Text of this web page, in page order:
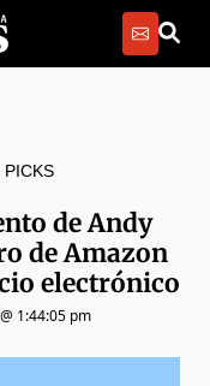
PICKS
de Andy
de Amazon
electrónico
1:44:05 pm